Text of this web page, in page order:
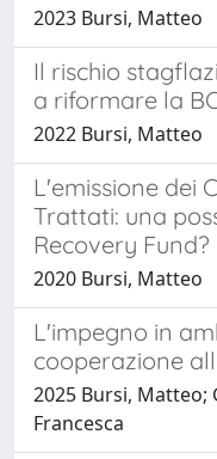
2023 Bursi, Matteo
Il rischio
a riformare la
2022 Bursi, Matteo
L'emissione dei
Trattati: una
Recovery Fund?
2020 Bursi, Matteo
L'impegno in
cooperazione
2025 Bursi,
Francesca